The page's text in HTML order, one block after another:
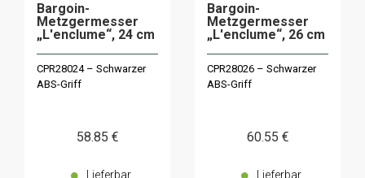
Bargoin-
Metzgermesser
„L'enclume“, 24 cm
CPR28024 – Schwarzer
ABS-Griff
58.85 €
Lieferbar
Bargoin-
Metzgermesser
„L'enclume“, 26 cm
CPR28026 – Schwarzer
ABS-Griff
60.55 €
Lieferbar